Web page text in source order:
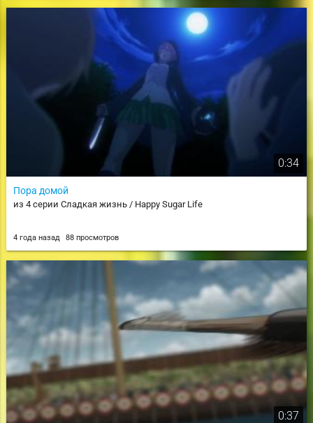
0:34
Пора домой
из 4 серии Сладкая жизнь / Happy Sugar Life
4 года назад 88 просмотров
0:37